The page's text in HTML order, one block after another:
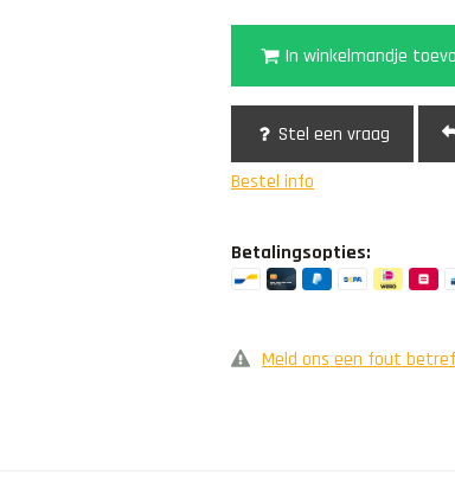
In winkelmandje
Stel een vraag
Bestel info
Betalingsopties:
Meld ons een fout